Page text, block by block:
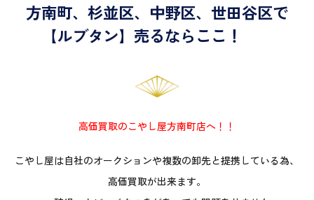
方南町、杉並区、中野区、世田谷区で
【ルブタン】売るならここ！
高価買取のこやし屋方南町店へ！！
こやし屋は自社のオークションや複数の卸先と提携している為、
高価買取が出来ます。